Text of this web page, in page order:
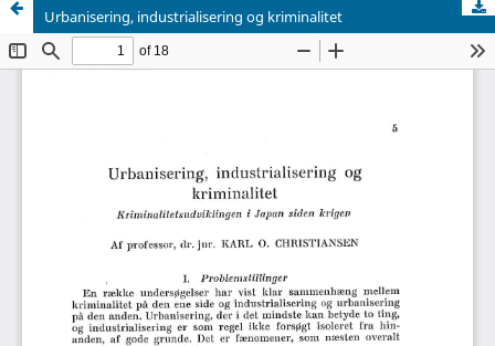
Urbanisering, industrialisering og kriminalitet